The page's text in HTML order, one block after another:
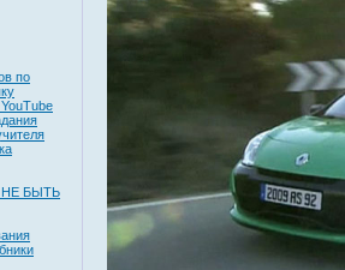
по
БЫТЬ